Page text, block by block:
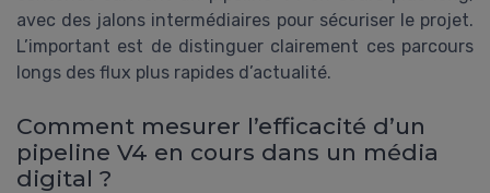
avec des jalons intermédiaires pour sécuriser le projet.
L’important est de distinguer clairement ces parcours
longs des flux plus rapides d’actualité.
Comment mesurer l’efficacité d’un
pipeline V4 en cours dans un média
digital ?